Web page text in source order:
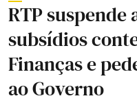
RTP
subsídios
Finanças e
ao Governo